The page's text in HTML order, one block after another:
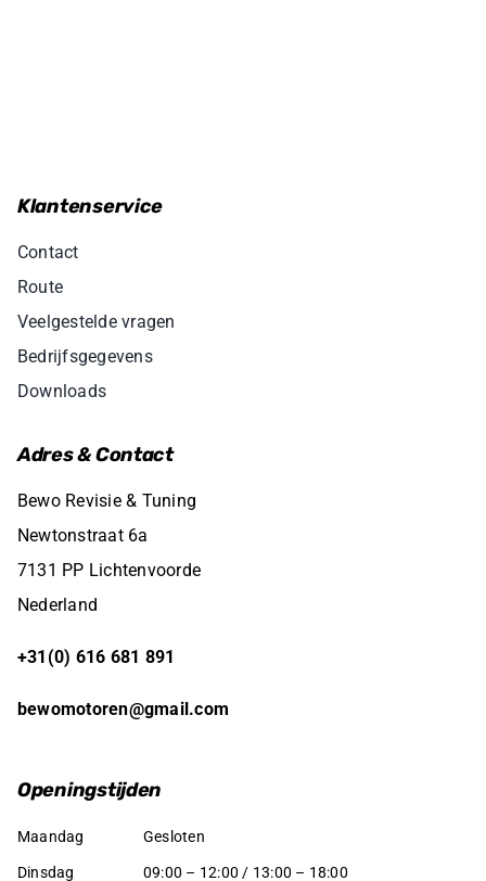
Klantenservice
Contact
Route
Veelgestelde vragen
Bedrijfsgegevens
Downloads
Adres & Contact
Bewo Revisie & Tuning
Newtonstraat 6a
7131 PP Lichtenvoorde
Nederland
+31(0) 616 681 891
bewomotoren@gmail.com
Openingstijden
Maandag Gesloten
Dinsdag 09:00 – 12:00 / 13:00 – 18:00